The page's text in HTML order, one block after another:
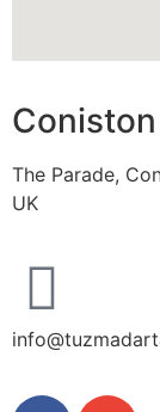
The Parade,
UK